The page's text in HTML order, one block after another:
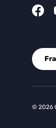
Langue
© 2026